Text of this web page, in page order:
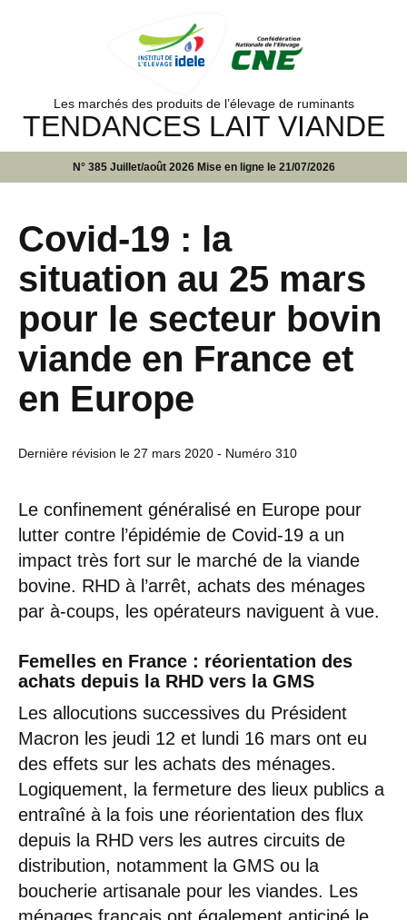
Les marchés des produits de l’élevage de ruminants
TENDANCES LAIT VIANDE
N° 385 Juillet/août 2026 Mise en ligne le 21/07/2026
Covid-19 : la
situation au 25 mars
pour le secteur bovin
viande en France et
en Europe
Dernière révision le 27 mars 2020 - Numéro 310
Le confinement généralisé en Europe pour
lutter contre l’épidémie de Covid-19 a un
impact très fort sur le marché de la viande
bovine. RHD à l’arrêt, achats des ménages
par à-coups, les opérateurs naviguent à vue.
Femelles en France : réorientation des
achats depuis la RHD vers la GMS
Les allocutions successives du Président
Macron les jeudi 12 et lundi 16 mars ont eu
des effets sur les achats des ménages.
Logiquement, la fermeture des lieux publics a
entraîné à la fois une réorientation des flux
depuis la RHD vers les autres circuits de
distribution, notamment la GMS ou la
boucherie artisanale pour les viandes. Les